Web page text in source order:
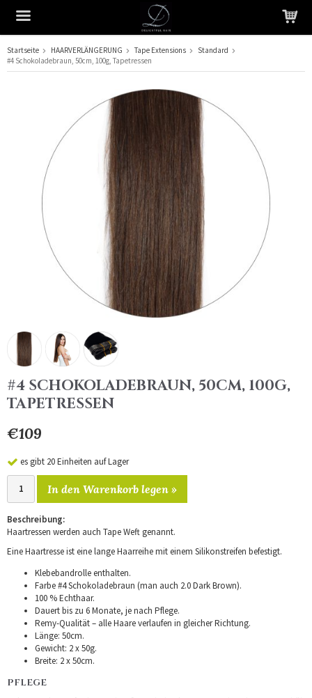
Das Produkt wurde in Ihren Warenkorb gelegt
Startseite HAARVERLÄNGERUNG Tape Extensions
Standard
#4 Schokoladebraun, 50cm, 100g, Tapetressen
#4 SCHOKOLADEBRAUN, 50CM, 100G,
TAPETRESSEN
€109
es gibt 20 Einheiten auf Lager
In den Warenkorb legen »
Beschreibung:
Haartressen werden auch Tape Weft genannt.
Eine Haartresse ist eine lange Haarreihe mit einem Silikonstreifen befestigt.
Klebebandrolle enthalten.
Farbe #4 Schokoladebraun (man auch 2.0 Dark Brown).
100 % Echthaar.
Dauert bis zu 6 Monate, je nach Pflege.
Remy-Qualität – alle Haare verlaufen in gleicher Richtung.
Länge: 50cm.
Gewicht: 2 x 50g.
Breite: 2 x 50cm.
PFLEGE